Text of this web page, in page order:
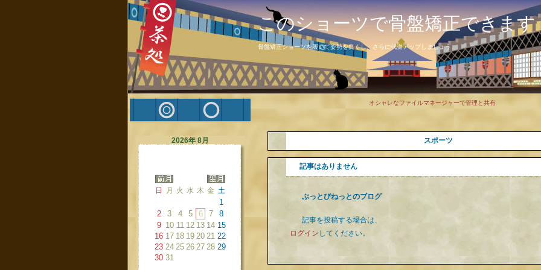
このショーツで骨盤矯正できます
骨盤矯正ショーツを履いて姿勢を良くし、さらに代謝アップしましょう
2026年 8月
日 月 火 水 木 金 土
1
2
3 4 5 6 7
8
9 10 11 12 13 14 15
16 17 18 19 20 21 22
23 24 25 26 27 28 29
30 31
オシャレなファイルマネージャーで管理と共有
スポーツ
記事はありません
ぶっとびねっとのブログ
記事を投稿する場合は、
ログイン してください。